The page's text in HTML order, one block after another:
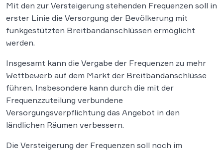
Mit den zur Versteigerung stehenden Frequenzen soll in
erster Linie die Versorgung der Bevölkerung mit
funkgestützten Breitbandanschlüssen ermöglicht
werden.
Insgesamt kann die Vergabe der Frequenzen zu mehr
Wettbewerb auf dem Markt der Breitbandanschlüsse
führen. Insbesondere kann durch die mit der
Frequenzzuteilung verbundene
Versorgungsverpflichtung das Angebot in den
ländlichen Räumen verbessern.
Die Versteigerung der Frequenzen soll noch im